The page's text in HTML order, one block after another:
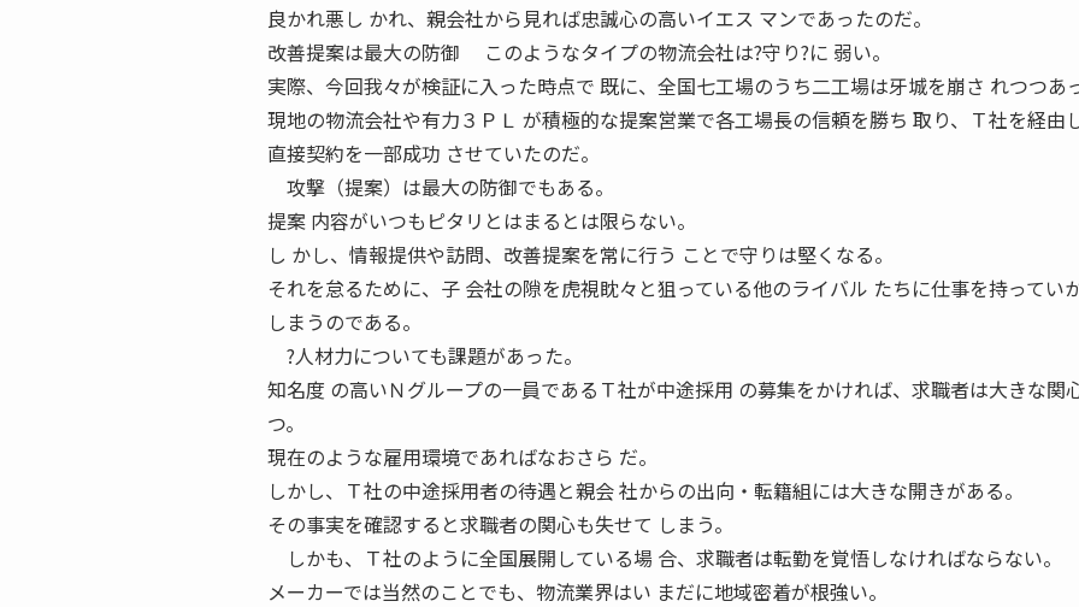
良かれ悪し かれ、親会社から見れば忠誠心の高いイエス マンであったのだ。
改善提案は最大の防御 このようなタイプの物流会社は?守り?に 弱い。
実際、今回我々が検証に入った時点で 既に、全国七工場のうち二工場は牙城を崩さ れつつあ
現地の物流会社や有力３ＰＬ が積極的な提案営業で各工場長の信頼を勝ち 取り、Ｔ社を経由
直接契約を一部成功 させていたのだ。
攻撃（提案）は最大の防御でもある。
提案 内容がいつもピタリとはまるとは限らない。
し かし、情報提供や訪問、改善提案を常に行う ことで守りは堅くなる。
それを怠るために、子 会社の隙を虎視眈々と狙っている他のライバル たちに仕事を持ってい
しまうのである。
?人材力についても課題があった。
知名度 の高いＮグループの一員であるＴ社が中途採用 の募集をかければ、求職者は大きな関
つ。
現在のような雇用環境であればなおさら だ。
しかし、Ｔ社の中途採用者の待遇と親会 社からの出向・転籍組には大きな開きがある。
その事実を確認すると求職者の関心も失せて しまう。
しかも、Ｔ社のように全国展開している場 合、求職者は転勤を覚悟しなければならない。
メーカーでは当然のことでも、物流業界はい まだに地域密着が根強い。